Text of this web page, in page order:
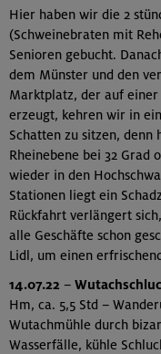
Hier haben wir die 2
(Schweinebraten mit
Senioren gebucht.
dem Münster und den
Marktplatz, der auf einer
erzeugt, kehren wir in
Schatten zu sitzen,
Rheinebene bei 32 Grad
wieder in den
Stationen liegt ein
Rückfahrt verlängert
alle Geschäfte schon
Lidl, um einen
14.07.22 –
Hm, ca. 5,5 Std –
Wutachmühle durch
Wasserfälle, kühle